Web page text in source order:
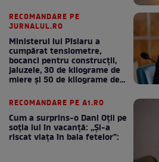
RECOMANDARE PE
JURNALUL.RO
Ministerul lui Pîslaru a
cumpărat tensiometre,
bocanci pentru construcții,
jaluzele, 30 de kilograme de
miere și 50 de kilograme de
RECOMANDARE PE A1.RO
Cum a surprins-o Dani Oțil pe
soția lui în vacanță: „Și-a
riscat viața în baia fetelor”: